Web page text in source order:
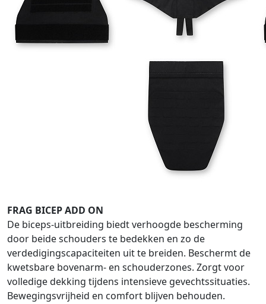
FRAG BICEP ADD ON
De biceps-uitbreiding biedt verhoogde bescherming
door beide schouders te bedekken en zo de
verdedigingscapaciteiten uit te breiden. Beschermt de
kwetsbare bovenarm- en schouderzones. Zorgt voor
volledige dekking tijdens intensieve gevechtssituaties.
Bewegingsvrijheid en comfort blijven behouden.